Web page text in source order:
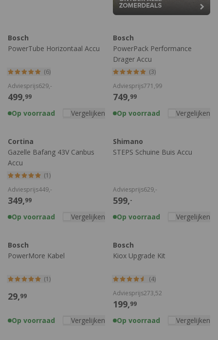
Bosch
PowerTube Horizontaal Accu
(6)
499,99
Adviesprijs629,-
Op voorraad Vergelijken
Bosch
PowerPack Performance
Drager Accu
(3)
749,99
Adviesprijs771,99
Op voorraad Vergelijken
Cortina
Gazelle Bafang 43V Canbus
Accu
(1)
349,99
Adviesprijs449,-
Op voorraad Vergelijken
Shimano
STEPS Schuine Buis Accu
599,-
Adviesprijs629,-
Op voorraad Vergelijken
Bosch
PowerMore Kabel
(1)
29,99
Op voorraad Vergelijken
Bosch
Kiox Upgrade Kit
(4)
199,99
Adviesprijs273,52
Op voorraad Vergelijken